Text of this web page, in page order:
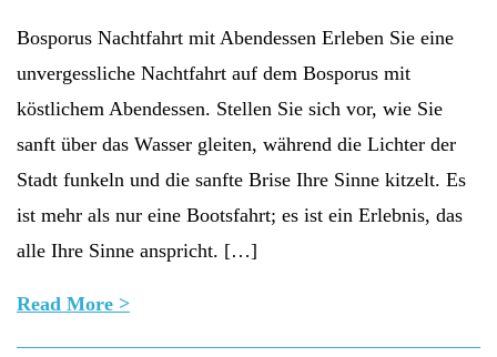
Bosporus Nachtfahrt mit Abendessen Erleben Sie eine
unvergessliche Nachtfahrt auf dem Bosporus mit
köstlichem Abendessen. Stellen Sie sich vor, wie Sie
sanft über das Wasser gleiten, während die Lichter der
Stadt funkeln und die sanfte Brise Ihre Sinne kitzelt. Es
ist mehr als nur eine Bootsfahrt; es ist ein Erlebnis, das
alle Ihre Sinne anspricht. […]
Read More >